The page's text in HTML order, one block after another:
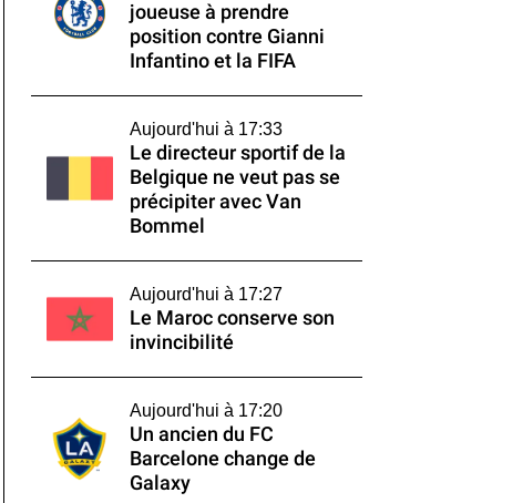
joueuse à prendre
position contre Gianni
Infantino et la FIFA
Aujourd'hui à 17:33
Le directeur sportif de la
Belgique ne veut pas se
précipiter avec Van
Bommel
Aujourd'hui à 17:27
Le Maroc conserve son
invincibilité
Aujourd'hui à 17:20
Un ancien du FC
Barcelone change de
Galaxy